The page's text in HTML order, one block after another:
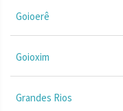
Goioerê
Goioxim
Grandes Rios